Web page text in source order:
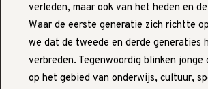
verleden, maar ook van het heden en
Waar de eerste generatie zich richtte
we dat de tweede en derde generaties
verbreden. Tegenwoordig blinken
op het gebied van onderwijs, cultuur,